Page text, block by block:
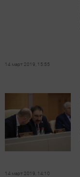
14 март 2019, 15:55
14 март 2019, 14:10